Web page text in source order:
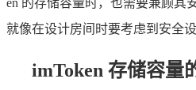
就像在设计房间时要考虑到安全
imToken 存储容量